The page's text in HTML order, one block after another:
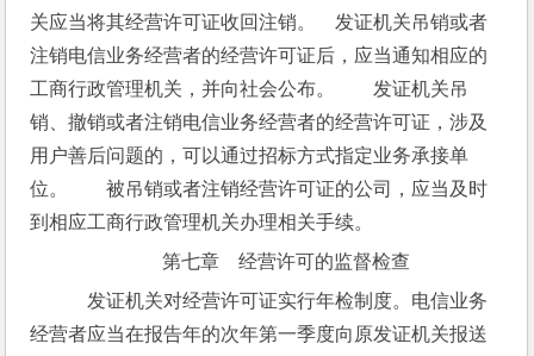
关应当将其经营许可证收回注销。　发证机关吊销或者
注销电信业务经营者的经营许可证后，应当通知相应的
工商行政管理机关，并向社会公布。　　发证机关吊
销、撤销或者注销电信业务经营者的经营许可证，涉及
用户善后问题的，可以通过招标方式指定业务承接单
位。　　被吊销或者注销经营许可证的公司，应当及时
到相应工商行政管理机关办理相关手续。
第七章　经营许可的监督检查
发证机关对经营许可证实行年检制度。电信业务
经营者应当在报告年的次年第一季度向原发证机关报送